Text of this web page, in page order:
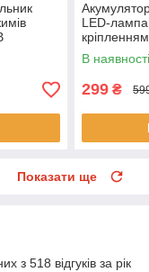
заходу
LED-лампа
В наявності
299 ₴
Показати ще
з 518 відгуків за рік